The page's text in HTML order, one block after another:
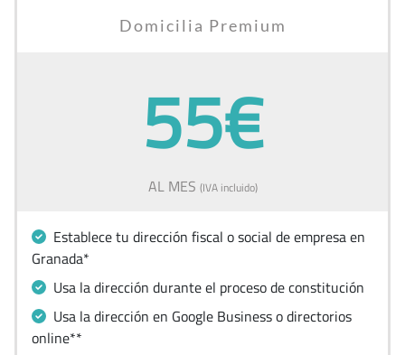
Domicilia Premium
55€
AL MES (IVA incluido)
Establece tu dirección fiscal o social de empresa en
Granada*
Usa la dirección durante el proceso de constitución
Usa la dirección en Google Business o directorios
online**